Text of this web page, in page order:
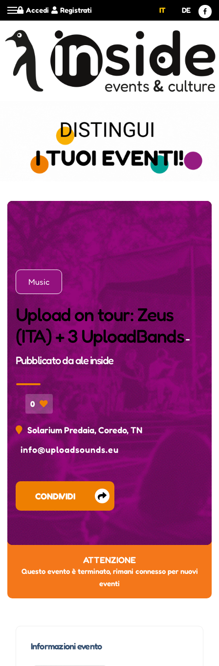
Registrati
Accedi IT DE
Music
Upload on tour: Zeus
(ITA) + 3 UploadBands-
Pubblicato daale inside
0
Solarium Predaia, Coredo, TN
info@uploadsounds.eu
CONDIVIDI
ATTENZIONE
Questo evento è terminato, rimani connesso per nuovi
eventi
Informazioni evento